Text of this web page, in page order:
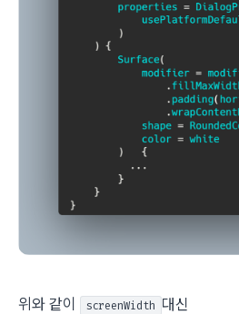
위와 같이 screenWidth 대신